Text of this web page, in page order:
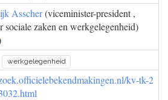
Asscher(viceminister-president ,
sociale zaken en werkgelegenheid)
werkgelegenheid
kv-tk-2